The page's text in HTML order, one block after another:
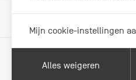
Met de steun van
Mijn cookie-instellingen
Alles weigeren